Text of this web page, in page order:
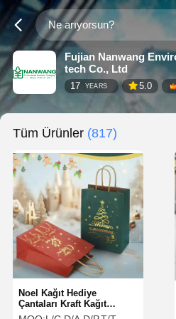
Fujian Nanwang
tech Co., Ltd
17 YEARS 5.0
Tüm Ürünler (817)
Noel Kağıt Hediye
Çantaları Kraft Kağıt
Festivali El Çantaları